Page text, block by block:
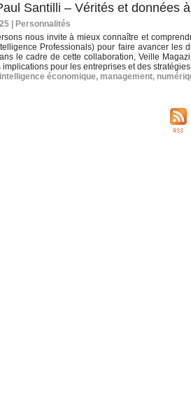
Santilli – Vérités et données
Personnalités
nous invite à mieux connaître et
Professionals) pour faire avancer
le cadre de cette collaboration, Veille
pour les entreprises et des
intelligence économique, management,